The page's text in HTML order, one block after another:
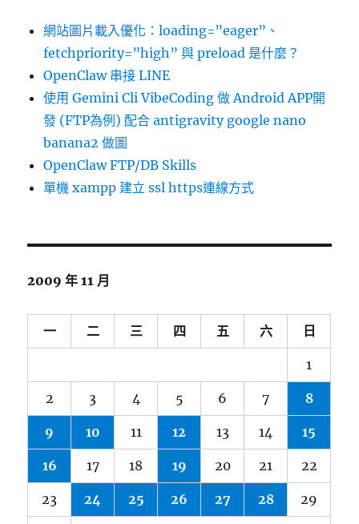
網站圖片載入優化：loading=”eager”、
fetchpriority=”high” 與 preload 是什麼？
OpenClaw 串接 LINE
使用 Gemini Cli VibeCoding 做 Android APP開
發 (FTP為例) 配合 antigravity google nano
banana2 做圖
OpenClaw FTP/DB Skills
單機 xampp 建立 ssl https連線方式
2009 年 11 月
一 二 三 四 五 六 日
1
2 3 4 5 6 7 8
9 10 11 12 13 14 15
16 17 18 19 20 21 22
23 24 25 26 27 28 29